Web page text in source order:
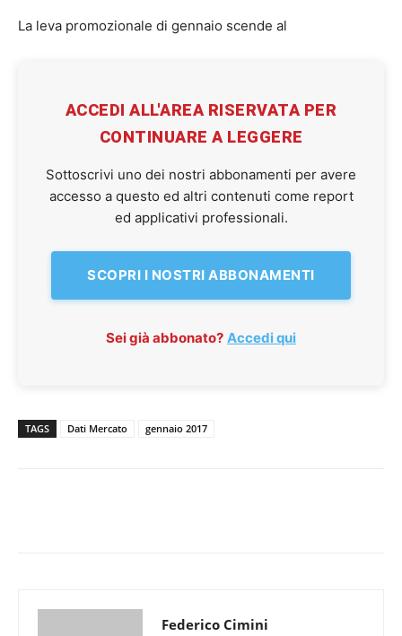
La leva promozionale di gennaio scende al
ACCEDI ALL'AREA RISERVATA PER
CONTINUARE A LEGGERE
Sottoscrivi uno dei nostri abbonamenti per avere
accesso a questo ed altri contenuti come report
ed applicativi professionali.
SCOPRI I NOSTRI ABBONAMENTI
Sei già abbonato? Accedi qui
TAGS Dati Mercato gennaio 2017
Federico Cimini